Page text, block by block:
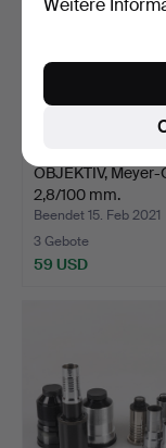
OBJEKTIV, Meyer-
2,8/100 mm.
Beendet 15. Feb 2021
3 Gebote
59 USD
Weitere